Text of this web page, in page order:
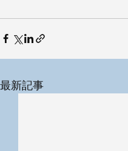
最新記事